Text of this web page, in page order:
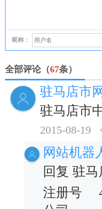
昵称：
全部评论（67条）
驻马店市
驻马店市
2015-08-19
网站机器
回复 驻马
注册号